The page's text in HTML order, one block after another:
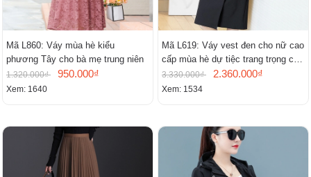
Mã L860: Váy mùa hè kiểu
phương Tây cho bà mẹ trung niên
1.320.000₫ 950.000₫
Xem: 1640
Mã L619: Váy vest đen cho nữ cao
cấp mùa hè dự tiệc trang trọng cao
cấp
3.330.000₫ 2.360.000₫
Xem: 1534